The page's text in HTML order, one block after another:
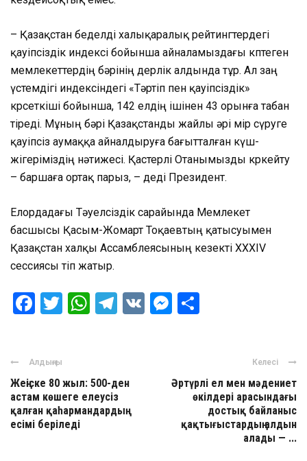
– Қазақстан беделді халықаралық рейтингтердегі
қауіпсіздік индексі бойынша айналамыздағы көптеген
мемлекеттердің бәрінің дерлік алдында тұр. Ал заң
үстемдігі индексіндегі «Тәртіп пен қауіпсіздік»
көрсеткіші бойынша, 142 елдің ішінен 43 орынға табан
тіреді. Мұның бәрі Қазақстанды жайлы әрі өмір сүруге
қауіпсіз аумаққа айналдыруға бағытталған күш-
жігеріміздің нәтижесі. Қастерлі Отанымызды көркейту
– баршаға ортақ парыз, – деді Президент.
Елордадағы Тәуелсіздік сарайында Мемлекет
басшысы Қасым-Жомарт Тоқаевтың қатысуымен
Қазақстан халқы Ассамблеясының кезекті ХХХІV
сессиясы өтіп жатыр.
Facebook
Twitter
WhatsApp
Telegram
VK Messenger
Алдыңғы
Жеңіске 80 жыл: 500-ден
астам көшеге елеусіз
қалған қаһармандардың
есімі беріледі
Келесі
Әртүрлі ел мен мәдениет
өкілдері арасындағы
достық байланыс
қақтығыстардың алдын
алады — ...